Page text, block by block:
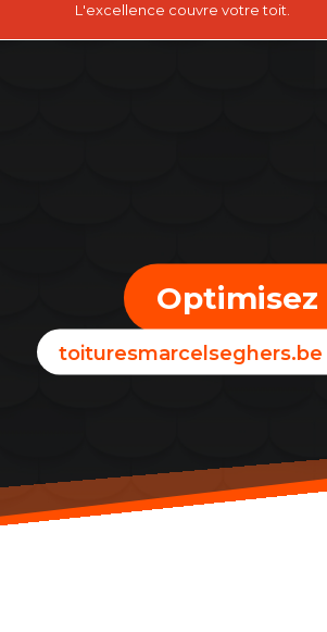
L'excellence couvre votre toit.
Optimisez
toituresmarcelseghers.be